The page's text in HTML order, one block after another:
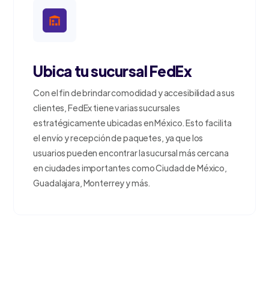
Ubica tu sucursal FedEx
Con el fin de brindar comodidad y accesibilidad a sus
clientes, FedEx tiene varias sucursales
estratégicamente ubicadas en México. Esto facilita
el envío y recepción de paquetes, ya que los
usuarios pueden encontrar la sucursal más cercana
en ciudades importantes como Ciudad de México,
Guadalajara, Monterrey y más.